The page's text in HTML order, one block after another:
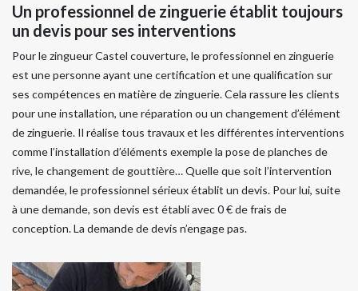
Un professionnel de zinguerie établit toujours
un devis pour ses interventions
Pour le zingueur Castel couverture, le professionnel en zinguerie
est une personne ayant une certification et une qualification sur
ses compétences en matière de zinguerie. Cela rassure les clients
pour une installation, une réparation ou un changement d’élément
de zinguerie. Il réalise tous travaux et les différentes interventions
comme l’installation d’éléments exemple la pose de planches de
rive, le changement de gouttière… Quelle que soit l’intervention
demandée, le professionnel sérieux établit un devis. Pour lui, suite
à une demande, son devis est établi avec 0 € de frais de
conception. La demande de devis n’engage pas.